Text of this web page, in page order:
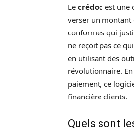
Le crédoc est une
verser un montant
conformes qui
ne reçoit pas ce
en utilisant des
révolutionnaire. En
paiement, ce
financière clients.
Quels sont